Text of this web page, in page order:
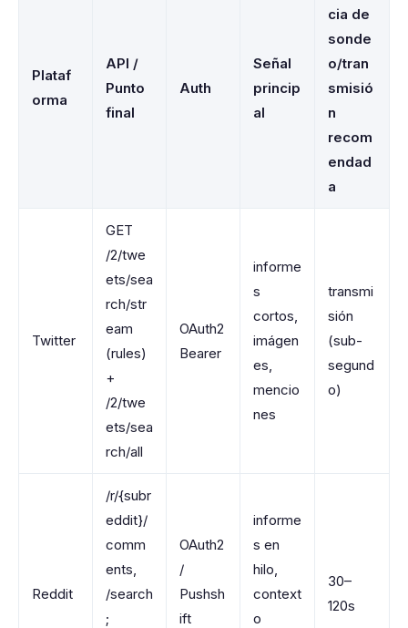
Plataf
orma
API /
Punto
final
Auth
Señal
princip
al
cia de
sonde
o/tran
smisió
n
recom
endad
a
Twitter
GET
/2/twe
ets/sea
rch/str
eam
(rules)
+
/2/twe
ets/sea
rch/all
OAuth2
Bearer
informe
s
cortos,
imágen
es,
mencio
nes
transmi
sión
(sub-
segund
o)
Reddit
/r/{subr
eddit}/
comm
ents,
/search
;
OAuth2
/
Pushsh
ift
informe
s en
hilo,
context
o
30–
120s